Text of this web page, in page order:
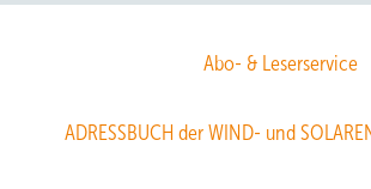
Abo- & Leserservice
ADRESSBUCH der WIND- und